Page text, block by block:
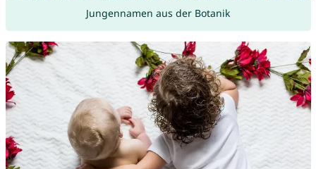
Jungennamen aus der Botanik